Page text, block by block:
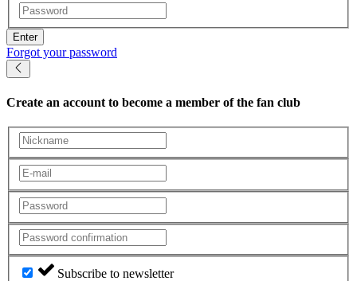
Enter
Forgot your password
Create an account to become a member of the fan club
Subscribe to newsletter